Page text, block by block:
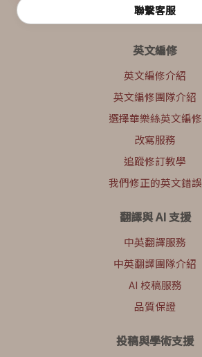
聯繫客服
英文編修
英文編修介紹
英文編修團隊介紹
選擇華樂絲英文編修
改寫服務
追蹤修訂教學
我們修正的英文錯誤
翻譯與 AI 支援
中英翻譯服務
中英翻譯團隊介紹
AI 校稿服務
品質保證
投稿與學術支援